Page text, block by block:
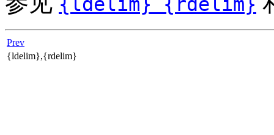
{ldelim} {rdelim}
Prev
{ldelim},{rdelim}